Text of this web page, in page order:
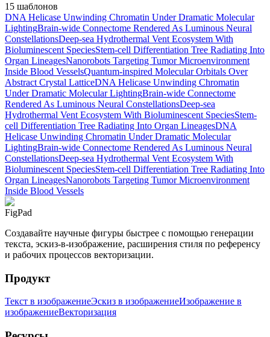
15 шаблонов
DNA Helicase Unwinding Chromatin Under Dramatic Molecular
LightingBrain-wide Connectome Rendered As Luminous Neural
ConstellationsDeep-sea Hydrothermal Vent Ecosystem With
Bioluminescent SpeciesStem-cell Differentiation Tree Radiating Into
Organ LineagesNanorobots Targeting Tumor Microenvironment
Inside Blood VesselsQuantum-inspired Molecular Orbitals Over
Abstract Crystal LatticeDNA Helicase Unwinding Chromatin
Under Dramatic Molecular LightingBrain-wide Connectome
Rendered As Luminous Neural ConstellationsDeep-sea
Hydrothermal Vent Ecosystem With Bioluminescent SpeciesStem-
cell Differentiation Tree Radiating Into Organ LineagesDNA
Helicase Unwinding Chromatin Under Dramatic Molecular
LightingBrain-wide Connectome Rendered As Luminous Neural
ConstellationsDeep-sea Hydrothermal Vent Ecosystem With
Bioluminescent SpeciesStem-cell Differentiation Tree Radiating Into
Organ LineagesNanorobots Targeting Tumor Microenvironment
Inside Blood Vessels
FigPad
Создавайте научные фигуры быстрее с помощью генерации
текста, эскиз-в-изображение, расширения стиля по референсу
и рабочих процессов векторизации.
Продукт
Текст в изображениеЭскиз в изображениеИзображение в
изображениеВекторизация